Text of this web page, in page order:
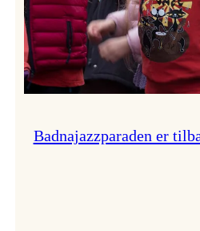
Badnajazzparaden er